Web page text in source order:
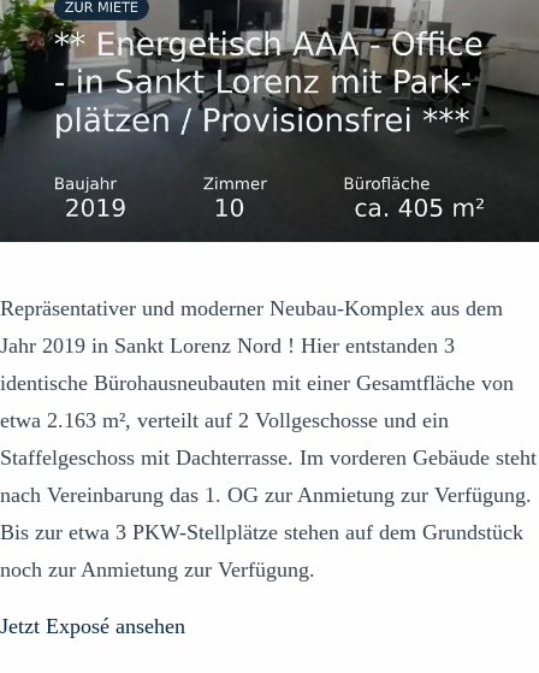
Repräsentativer und moderner Neubau-Komplex aus dem
Jahr 2019 in Sankt Lorenz Nord ! Hier entstanden 3
identische Bürohausneubauten mit einer Gesamtfläche von
etwa 2.163 m², verteilt auf 2 Vollgeschosse und ein
Staffelgeschoss mit Dachterrasse. Im vorderen Gebäude steht
nach Vereinbarung das 1. OG zur Anmietung zur Verfügung.
Bis zur etwa 3 PKW-Stellplätze stehen auf dem Grundstück
noch zur Anmietung zur Verfügung.
Jetzt Exposé ansehen